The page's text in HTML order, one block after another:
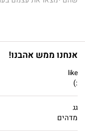
מגלים במהרה
צאצאי הזאב הרע
ללידת ילדה הראשון!
האם יצליחו לעשות
האגדות, קסם המשאלה
מצחיק ומותח.
דבר עורכת האתר:
אנחנו ממש אהבנו!
like
:)
גג
מדהים